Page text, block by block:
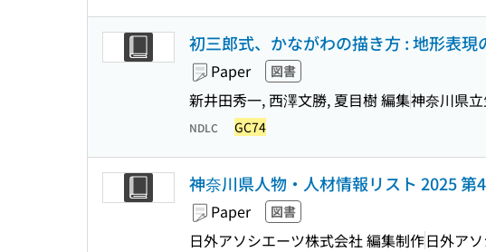
初三郎式、かながわの描き方 : 地形表現
Paper 図書
新井田秀一, 西澤文勝, 夏目樹 編集神奈川県
NDLC GC74
神奈川県人物・人材情報リスト 2025 第
Paper 図書
日外アソシエーツ株式会社 編集制作日外ア